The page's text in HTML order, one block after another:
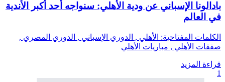
بادالونا الإسباني عن ودية الأهلي: سنواجه أحد أكبر الأندية
في العالم
الكلمات المفتاحية: الأهلي , الدوري الإسباني , الدوري المصري ,
صفقات الأهلي , مباريات الأهلي
قراءة المزيد
1